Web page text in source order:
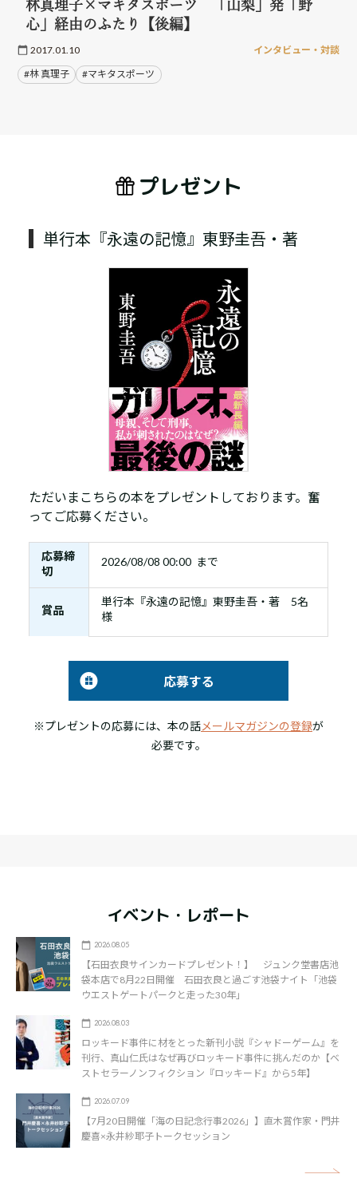
林真理子×マキタスポーツ 「山梨」発「野
心」経由のふたり【後編】
2017.01.10 インタビュー・対談
#林 真理子 #マキタスポーツ
プレゼント
単行本『永遠の記憶』東野圭吾・著
ただいまこちらの本をプレゼントしております。奮
ってご応募ください。
応募締
切
2026/08/08 00:00 まで
賞品
単行本『永遠の記憶』東野圭吾・著 5名
様
応募する
※プレゼントの応募には、本の話メールマガジンの登録が
必要です。
イベント・レポート
2026.08.05
【石田衣良サインカードプレゼント！】 ジュンク堂書店池
袋本店で8月22日開催 石田衣良と過ごす池袋ナイト「池袋
ウエストゲートパークと走った30年」
2026.08.03
ロッキード事件に材をとった新刊小説『シャドーゲーム』を
刊行、真山仁氏はなぜ再びロッキード事件に挑んだのか【ベ
ストセラーノンフィクション『ロッキード』から5年】
2026.07.09
【7月20日開催「海の日記念行事2026」】直木賞作家・門井
慶喜×永井紗耶子トークセッション